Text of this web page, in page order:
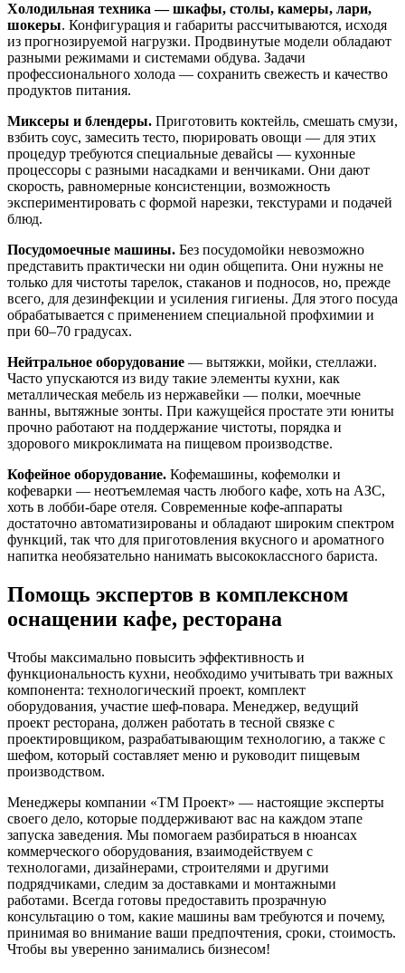
Холодильная техника — шкафы, столы, камеры, лари,
шокеры. Конфигурация и габариты рассчитываются, исходя
из прогнозируемой нагрузки. Продвинутые модели обладают
разными режимами и системами обдува. Задачи
профессионального холода — сохранить свежесть и качество
продуктов питания.
Миксеры и блендеры. Приготовить коктейль, смешать смузи,
взбить соус, замесить тесто, пюрировать овощи — для этих
процедур требуются специальные девайсы — кухонные
процессоры с разными насадками и венчиками. Они дают
скорость, равномерные консистенции, возможность
экспериментировать с формой нарезки, текстурами и подачей
блюд.
Посудомоечные машины. Без посудомойки невозможно
представить практически ни один общепита. Они нужны не
только для чистоты тарелок, стаканов и подносов, но, прежде
всего, для дезинфекции и усиления гигиены. Для этого посуда
обрабатывается с применением специальной профхимии и
при 60–70 градусах.
Нейтральное оборудование — вытяжки, мойки, стеллажи.
Часто упускаются из виду такие элементы кухни, как
металлическая мебель из нержавейки — полки, моечные
ванны, вытяжные зонты. При кажущейся простате эти юниты
прочно работают на поддержание чистоты, порядка и
здорового микроклимата на пищевом производстве.
Кофейное оборудование. Кофемашины, кофемолки и
кофеварки — неотъемлемая часть любого кафе, хоть на АЗС,
хоть в лобби-баре отеля. Современные кофе-аппараты
достаточно автоматизированы и обладают широким спектром
функций, так что для приготовления вкусного и ароматного
напитка необязательно нанимать высококлассного бариста.
Помощь экспертов в комплексном
оснащении кафе, ресторана
Чтобы максимально повысить эффективность и
функциональность кухни, необходимо учитывать три важных
компонента: технологический проект, комплект
оборудования, участие шеф-повара. Менеджер, ведущий
проект ресторана, должен работать в тесной связке с
проектировщиком, разрабатывающим технологию, а также с
шефом, который составляет меню и руководит пищевым
производством.
Менеджеры компании «ТМ Проект» — настоящие эксперты
своего дело, которые поддерживают вас на каждом этапе
запуска заведения. Мы помогаем разбираться в нюансах
коммерческого оборудования, взаимодействуем с
технологами, дизайнерами, строителями и другими
подрядчиками, следим за доставками и монтажными
работами. Всегда готовы предоставить прозрачную
консультацию о том, какие машины вам требуются и почему,
принимая во внимание ваши предпочтения, сроки, стоимость.
Чтобы вы уверенно занимались бизнесом!